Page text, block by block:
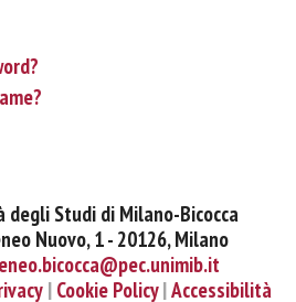
Studi di Milano-Bicocca
Nuovo, 1 - 20126, Milano
Cookie Policy Accessibilità